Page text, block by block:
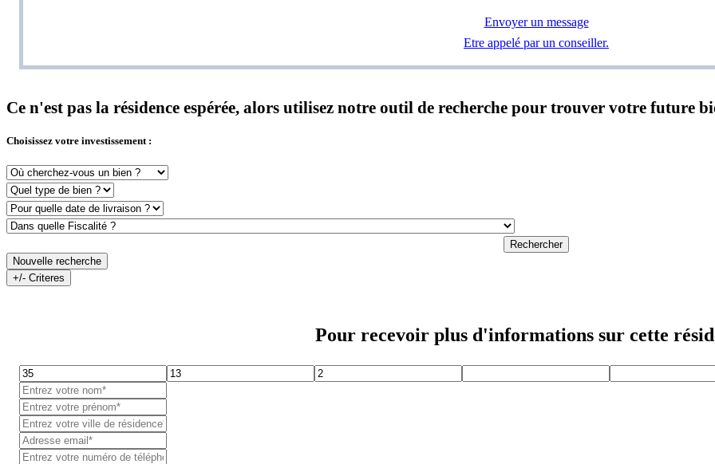
Envoyer un message
Etre appelé par un conseiller.
Ce n'est pas la résidence espérée, alors utilisez notre outil de recherche pour trouver votre future
Choisissez votre investissement :
Rechercher
Nouvelle recherche
+/- Criteres
Pour recevoir plus d'informations sur cette